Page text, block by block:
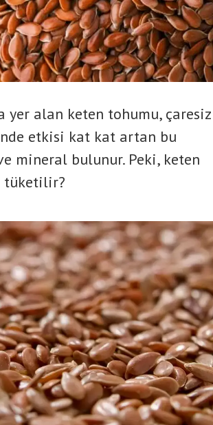
yer alan keten tohumu, çaresiz
etkisi kat kat artan bu
mineral bulunur. Peki, keten
tüketilir?